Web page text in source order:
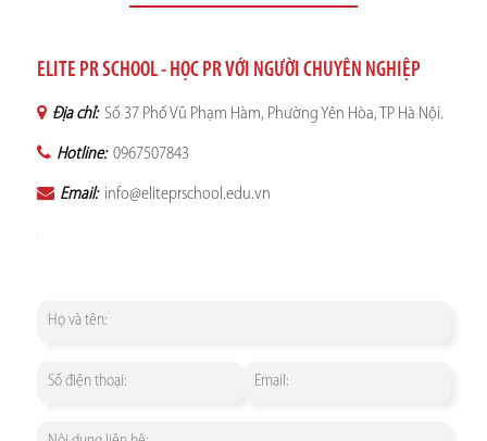
ELITE PR SCHOOL - HỌC PR VỚI NGƯỜI CHUYÊN NGHIỆP
Địa chỉ: Số 37 Phố Vũ Phạm Hàm, Phường Yên Hòa, TP Hà Nội.
Hotline: 0967507843
Email: info@eliteprschool.edu.vn